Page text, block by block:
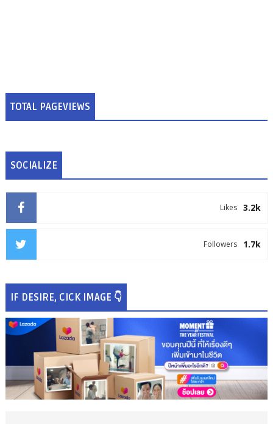
TOTAL PAGEVIEWS
SOCIALIZE
3.2k
Likes
1.7k
Followers
IF DESIRE, CICK IMAGE 👇